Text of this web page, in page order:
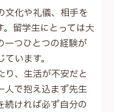
文化や礼儀、相手を
留学生にとっては大
一つひとつの経験が
います。
り、生活が不安だと
人で抱え込まず先生
続ければ必ず自分の